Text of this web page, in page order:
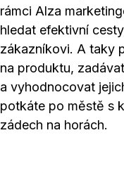
rámci Alza
hledat efektivní
zákazníkovi. A taky
na produktu,
a vyhodnocovat
potkáte po městě s
zádech na horách.